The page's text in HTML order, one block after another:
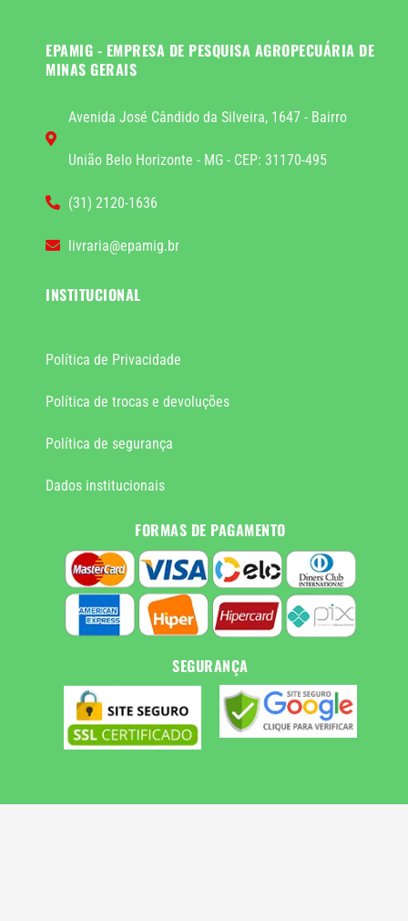
EPAMIG - EMPRESA DE PESQUISA AGROPECUÁRIA DE
MINAS GERAIS
Avenida José Cândido da Silveira, 1647 - Bairro
União Belo Horizonte - MG - CEP: 31170-495
(31) 2120-1636
livraria@epamig.br
INSTITUCIONAL
Política de Privacidade
Política de trocas e devoluções
Política de segurança
Dados institucionais
FORMAS DE PAGAMENTO
SEGURANÇA